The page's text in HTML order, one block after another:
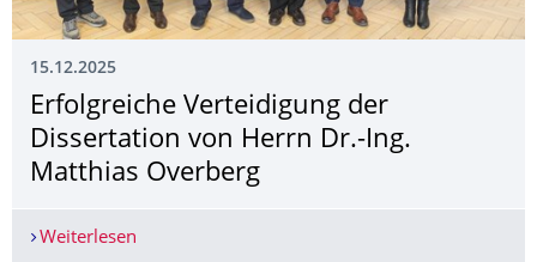
15.12.2025
Erfolgreiche Verteidigung der
Dissertation von Herrn Dr.-Ing.
Matthias Overberg
Weiterlesen